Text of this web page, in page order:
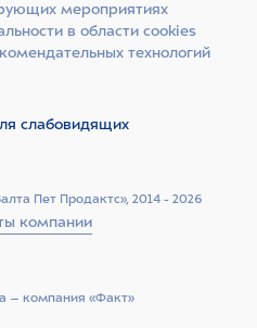
Пет Продактс», 2014 - 2026
компании
мероприятиях
в области cookies
технологий
слабовидящих
–­ компания «Факт»